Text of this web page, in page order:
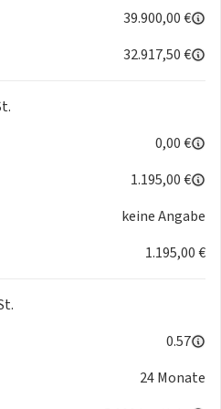
(Tempomat), adaptiv
mit Allwetterreifen
und hinten
39.900,00 €
32.917,50 €
0,00 €
1.195,00 €
keine Angabe
1.195,00 €
0.57
24 Monate